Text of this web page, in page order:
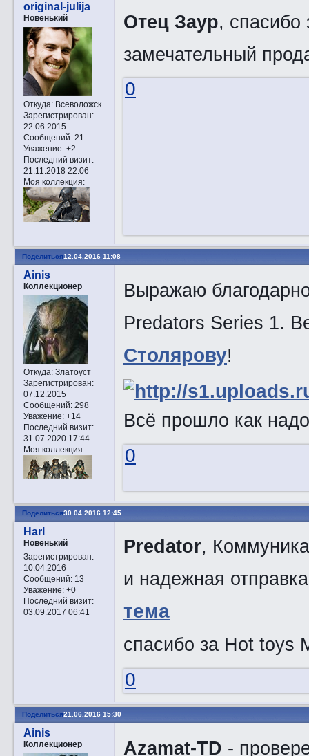
original-julija
Новенький
Откуда:Всеволожск
Зарегистрирован:
22.06.2015
Сообщений:21
Уважение: +2
Последний визит:
21.11.2018 22:06
Моя коллекция:
Отец Заур,
замечательный
0
Поделиться12.04.2016 11:08
Ainis
Коллекционер
Откуда:Златоуст
Зарегистрирован:
07.12.2015
Сообщений:298
Уважение: +14
Последний визит:
31.07.2020 17:44
Моя коллекция:
Выражаю
Predators Series 1.
Столярову!
Всё прошло как
0
Поделиться30.04.2016 12:45
Harl
Новенький
Зарегистрирован:
10.04.2016
Сообщений:13
Уважение: +0
Последний визит:
03.09.2017 06:41
Predator,
и надежная
тема
спасибо за Hot toys
0
Поделиться21.06.2016 15:30
Ainis
Коллекционер Azamat-TD -